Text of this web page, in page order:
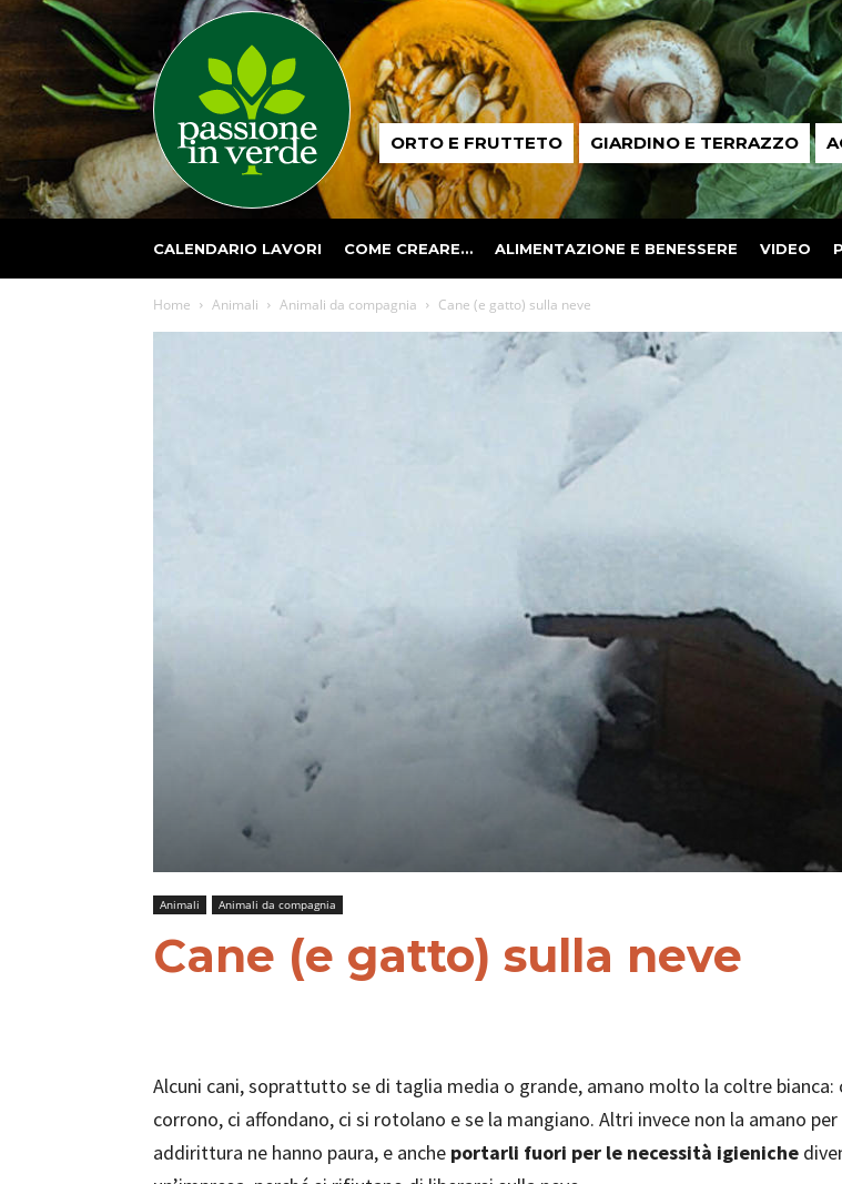
Passione
in ORTO E FRUTTETO GIARDINO E TERRAZZO
CALENDARIO LAVORI COME CREARE… ALIMENTAZIONE E BENESSERE VIDEO
Home Animali Animali da compagnia Cane (e gatto) sulla neve
Animali Animali da compagnia
Cane (e gatto) sulla neve
Alcuni cani, soprattutto se di taglia media o grande, amano molto la coltre bianca:
corrono, ci affondano, ci si rotolano e se la mangiano. Altri invece non la amano
addirittura ne hanno paura, e anche portarli fuori per le necessità igieniche